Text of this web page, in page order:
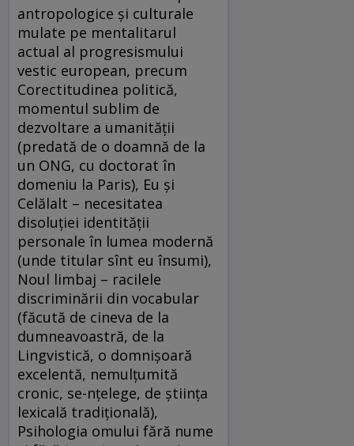
antropologice și culturale
mulate pe mentalitarul
actual al progresismului
vestic european, precum
Corectitudinea politică,
momentul sublim de
dezvoltare a umanității
(predată de o doamnă de la
un ONG, cu doctorat în
domeniu la Paris), Eu și
Celălalt – necesitatea
disoluției identității
personale în lumea modernă
(unde titular sînt eu însumi),
Noul limbaj – racilele
discriminării din vocabular
(făcută de cineva de la
dumneavoastră, de la
Lingvistică, o domnișoară
excelentă, nemulțumită
cronic, se-nțelege, de știința
lexicală tradițională),
Psihologia omului fără nume